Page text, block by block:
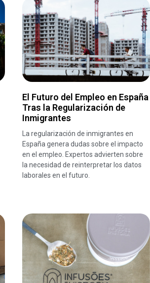
El Futuro del Empleo en España
Tras la Regularización de
Inmigrantes
La regularización de inmigrantes en
España genera dudas sobre el impacto
en el empleo. Expertos advierten sobre
la necesidad de reinterpretar los datos
laborales en el futuro.